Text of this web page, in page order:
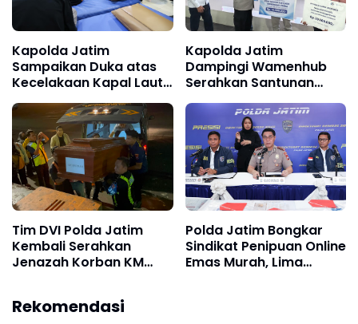
Kapolda Jatim
Sampaikan Duka atas
Kecelakaan Kapal Laut
di Perairan Sumenep,
Pencarian Korban
Hilang Terus Dilakukan
Kapolda Jatim
Dampingi Wamenhub
Serahkan Santunan
Korban KM Mutiara
Sentosa II
Tim DVI Polda Jatim
Kembali Serahkan
Jenazah Korban KM
kepada Keluarga
Polda Jatim Bongkar
Sindikat Penipuan Online
Emas Murah, Lima
Rekomendasi